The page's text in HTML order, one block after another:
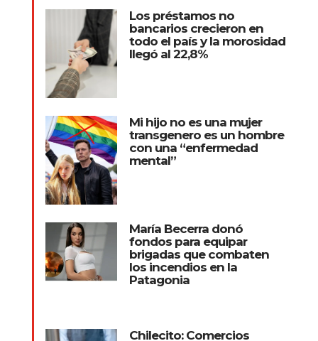
Los préstamos no
bancarios crecieron en
todo el país y la morosidad
llegó al 22,8%
Mi hijo no es una mujer
transgenero es un hombre
con una “enfermedad
mental”
María Becerra donó
fondos para equipar
brigadas que combaten
los incendios en la
Patagonia
Chilecito: Comercios